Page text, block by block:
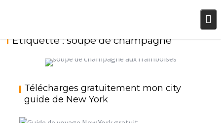
Étiquette :soupe de champagne
POUR L’APÉRITIF DU RÉVEILLON {7 DÉCEMBRE
2017} {#JEUDICCOCKTAIL}
Télécharges gratuitement mon city
guide de New York